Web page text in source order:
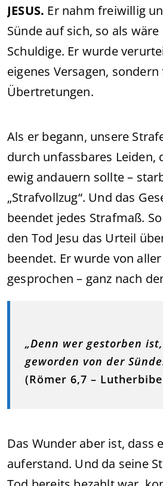
JESUS. Er nahm freiwillig
Sünde auf sich, so als
Schuldige. Er wurde
eigenes Versagen,
Übertretungen.
Als er begann, unsere
durch unfassbares Leiden,
ewig andauern sollte –
„Strafvollzug“. Und das
beendet jedes Strafmaß.
den Tod Jesu das Urteil
beendet. Er wurde von
gesprochen – ganz nach
„Denn wer gestorben
geworden von der
(Römer 6,7 –
Das Wunder aber ist, dass
auferstand. Und da seine